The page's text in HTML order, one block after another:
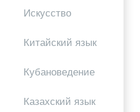
Искусство
Китайский язык
Кубановедение
Казахский язык